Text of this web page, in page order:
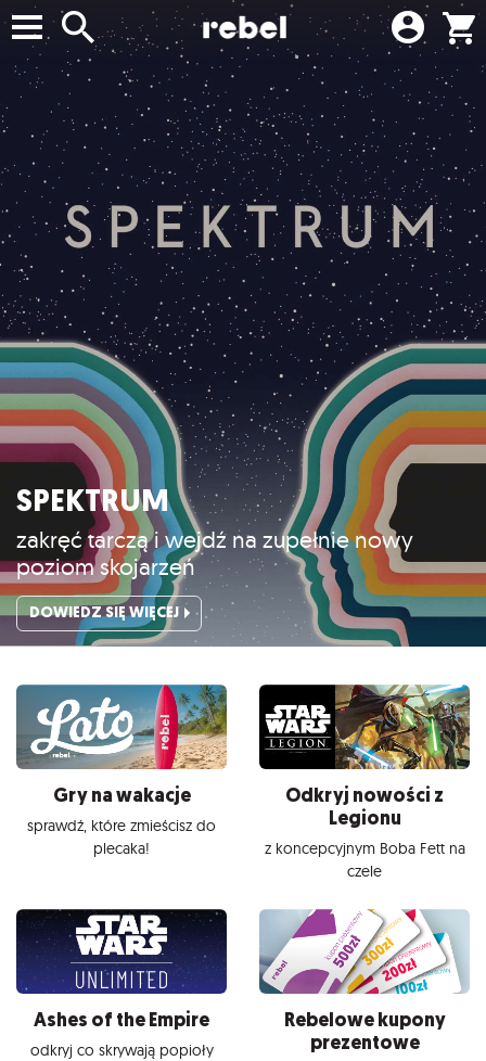
SPEKTRUM
zakręć tarczą i wejdź na zupełnie nowy
poziom skojarzeń
DOWIEDZ SIĘ WIĘCEJ
Gry na wakacje
sprawdź, które zmieścisz do
plecaka!
Odkryj nowości z
Legionu
z koncepcyjnym Boba Fett na
czele
Ashes of the Empire
odkryj co skrywają popioły
Rebelowe kupony
prezentowe